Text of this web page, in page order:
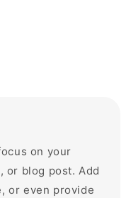
on your
or blog post. Add
or even provide